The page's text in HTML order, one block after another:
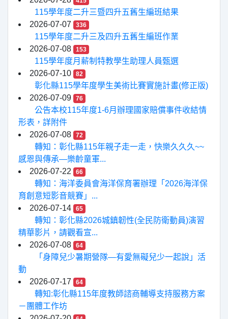
115學年度二升三暨四升五舊生編班結果
2026-07-07
336
115學年度二升三及四升五舊生編班作業
2026-07-08
153
115學年度月薪制特教學生助理人員甄選
2026-07-10
82
彰化縣115學年度學生美術比賽實施計畫(修正版)
2026-07-09
76
公告本校115年度1-6月辦理國家賠償事件收結情
形表，詳附件
2026-07-08
72
轉知：彰化縣115年親子走一走，快樂久久久~~
感恩與傳承—樂齡童軍...
2026-07-22
66
轉知：海洋委員會海洋保育署辦理「2026海洋保
育創意短影音競賽」...
2026-07-14
65
轉知：彰化縣2026城鎮韌性(全民防衛動員)演習
精華影片，請觀看宣...
2026-07-08
64
「身障兒少暑期營隊—有愛無礙兒少一起說」活
動
2026-07-17
64
轉知:彰化縣115年度教師諮商輔導支持服務方案
－團體工作坊